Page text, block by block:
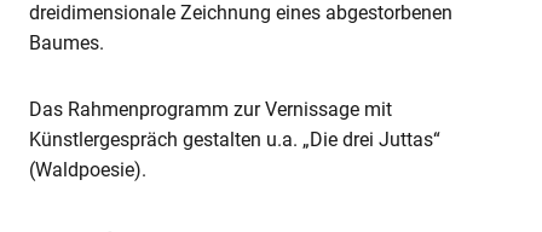
dreidimensionale Zeichnung eines abgestorbenen
Baumes.
Das Rahmenprogramm zur Vernissage mit
Künstlergespräch gestalten u.a. „Die drei Juttas“
(Waldpoesie).